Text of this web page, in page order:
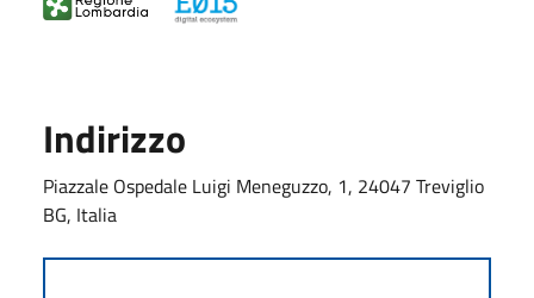
Indirizzo
Piazzale Ospedale Luigi Meneguzzo, 1, 24047 Treviglio
BG, Italia